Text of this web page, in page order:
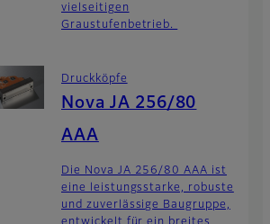
vielseitigen
Graustufenbetrieb.
Druckköpfe
Nova JA 256/80
AAA
Die Nova JA 256/80 AAA ist
eine leistungsstarke, robuste
und zuverlässige Baugruppe,